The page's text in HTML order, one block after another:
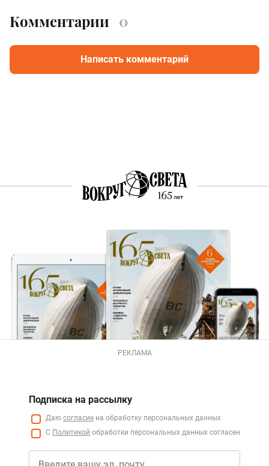
Комментарии 0
Написать комментарий
РЕКЛАМА
Подписка на рассылку
Даю согласие на обработку персональных данных
С Политикой обработки персональных данных согласен